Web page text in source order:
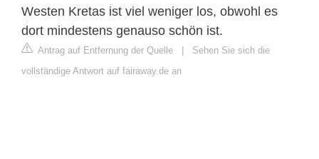
Westen Kretas ist viel weniger los, obwohl es
dort mindestens genauso schön ist.
Antrag auf Entfernung der Quelle | Sehen Sie sich die
vollständige Antwort auf fairaway.de an